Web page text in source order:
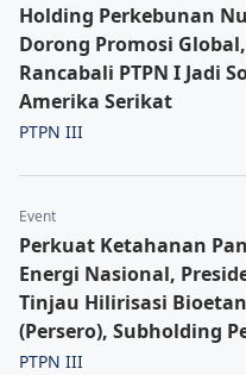
Holding Perkebunan
Dorong Promosi
Rancabali PTPN I Jadi
Amerika Serikat
PTPN III
Event
Perkuat Ketahanan
Energi Nasional,
Tinjau Hilirisasi
(Persero), Subholding
Nusantara
PTPN III